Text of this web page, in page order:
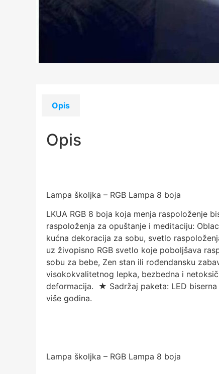
Opis
Opis
Lampa školjka – RGB Lampa 8 boja
LKUA RGB 8 boja koja menja raspoloženje
raspoloženja za opuštanje i meditaciju:
kućna dekoracija za sobu, svetlo
uz živopisno RGB svetlo koje poboljšava
sobu za bebe, Zen stan ili rođendansku
visokokvalitetnog lepka, bezbedna i
deformacija. ★ Sadržaj paketa: LED
više godina.
Lampa školjka – RGB Lampa 8 boja